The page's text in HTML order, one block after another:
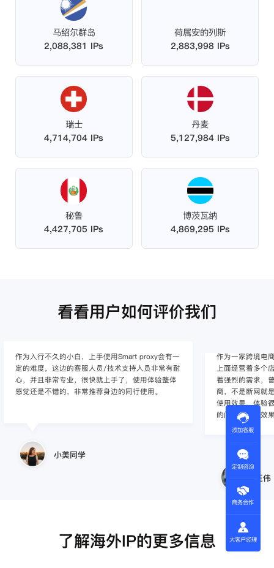
马绍尔群岛
2,088,381 IPs
荷属安的列斯
2,883,998 IPs
瑞士
4,714,704 IPs
丹麦
5,127,984 IPs
秘鲁
4,427,705 IPs
博茨瓦纳
4,869,295 IPs
看看用户如何评价我们
作为入行不久的小白，上手使用Smart proxy会有一
定的难度，这边的客服人员/技术支持人员非常有耐
心，并且非常专业，很快就上手了，使用体验整体
感觉还是不错的，非常推荐身边的同行使用。
小美同学
作为一家跨境电
上面经营着多个
着强烈的需求，
商，不是断网就
使用效果，体验
的问题，使用效
王伟
了解海外IP的更多信息
添加客服
定制咨询
商务合作
大客户经理